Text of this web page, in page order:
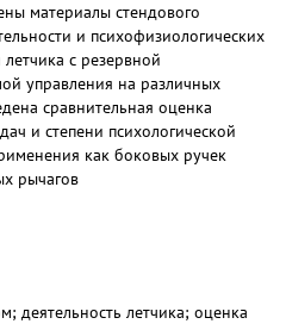
материалы стендового
и психофизиологических
с резервной
управления на различных
сравнительная оценка
и степени психологической
как боковых ручек
рычагов
деятельность летчика; оценка